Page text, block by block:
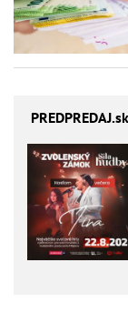
PREDPREDAJ